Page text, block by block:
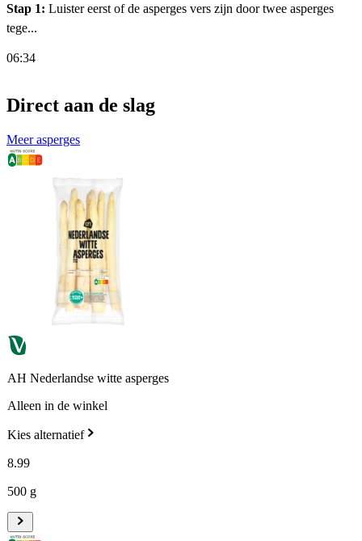
Stap 1: Luister eerst of de asperges vers zijn door twee asperges
tege...
06:34
Direct aan de slag
Meer asperges
AH Nederlandse witte asperges
Alleen in de winkel
Kies alternatief
8.99
500 g